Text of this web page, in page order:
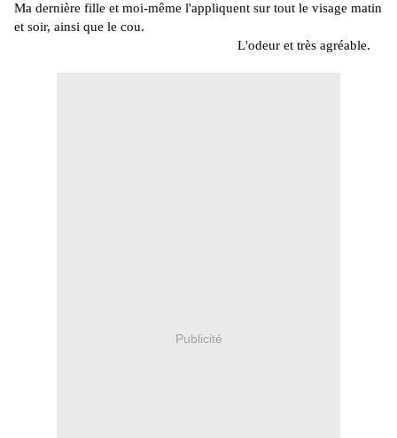
Ma dernière fille et moi-même l'appliquent sur tout le visage matin
et soir, ainsi que le cou.
L'odeur et très agréable.
Publicité